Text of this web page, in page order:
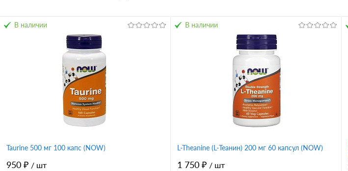
Taurine 500 мг 100 капс (NOW)
950 ₽ / шт
В наличии
L-Theanine (L-Теанин) 200 мг 60 капсул (NOW)
1 750 ₽ / шт
В наличии